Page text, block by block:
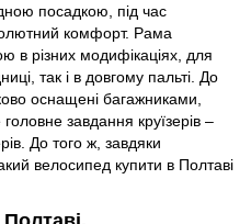
посадкою, під час
комфорт. Рама
в різних модифікаціях, для
так і в довгому пальті. До
оснащені багажниками,
завдання круїзерів –
До того ж, завдяки
велосипед купити в Полтаві